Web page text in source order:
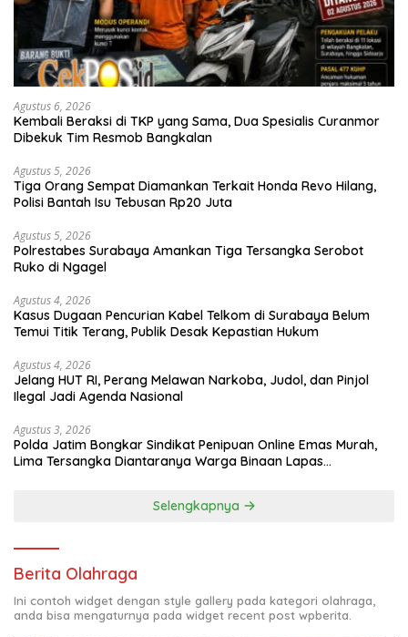
Agustus 6, 2026
Kembali Beraksi di TKP yang Sama, Dua Spesialis Curanmor
Dibekuk Tim Resmob Bangkalan
Agustus 5, 2026
Tiga Orang Sempat Diamankan Terkait Honda Revo Hilang,
Polisi Bantah Isu Tebusan Rp20 Juta
Agustus 5, 2026
Polrestabes Surabaya Amankan Tiga Tersangka Serobot
Ruko di Ngagel
Agustus 4, 2026
Kasus Dugaan Pencurian Kabel Telkom di Surabaya Belum
Temui Titik Terang, Publik Desak Kepastian Hukum
Agustus 4, 2026
Jelang HUT RI, Perang Melawan Narkoba, Judol, dan Pinjol
Ilegal Jadi Agenda Nasional
Agustus 3, 2026
Polda Jatim Bongkar Sindikat Penipuan Online Emas Murah,
Lima Tersangka Diantaranya Warga Binaan Lapas
Selengkapnya
Berita Olahraga
Ini contoh widget dengan style gallery pada kategori olahraga,
anda bisa mengaturnya pada widget recent post wpberita.